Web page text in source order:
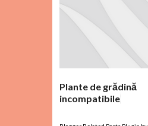
Plante de grădină
incompatibile
t
a